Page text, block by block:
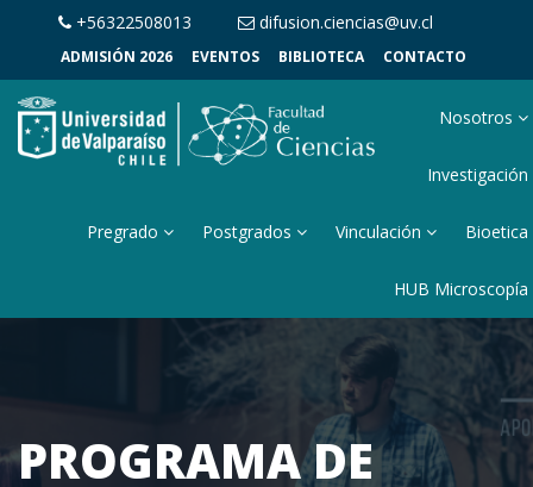
+56322508013 difusion.ciencias@uv.cl
ADMISIÓN 2026 EVENTOS BIBLIOTECA CONTACTO
Nosotros
Investigación
Pregrado Postgrados Vinculación Bioetica
HUB Microscopía
PROGRAMA DE